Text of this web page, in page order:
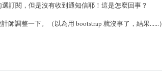
訂閱，但是沒有收到通知信耶！這是怎麼回事？
師調整一下。（以為用 bootstrap 就沒事了，結果......）